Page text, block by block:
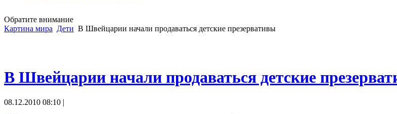
Обратите внимание
Картина мира Дети В Швейцарии начали продаваться детские презервативы
В Швейцарии начали продаваться детские
08.12.2010 08:10 |